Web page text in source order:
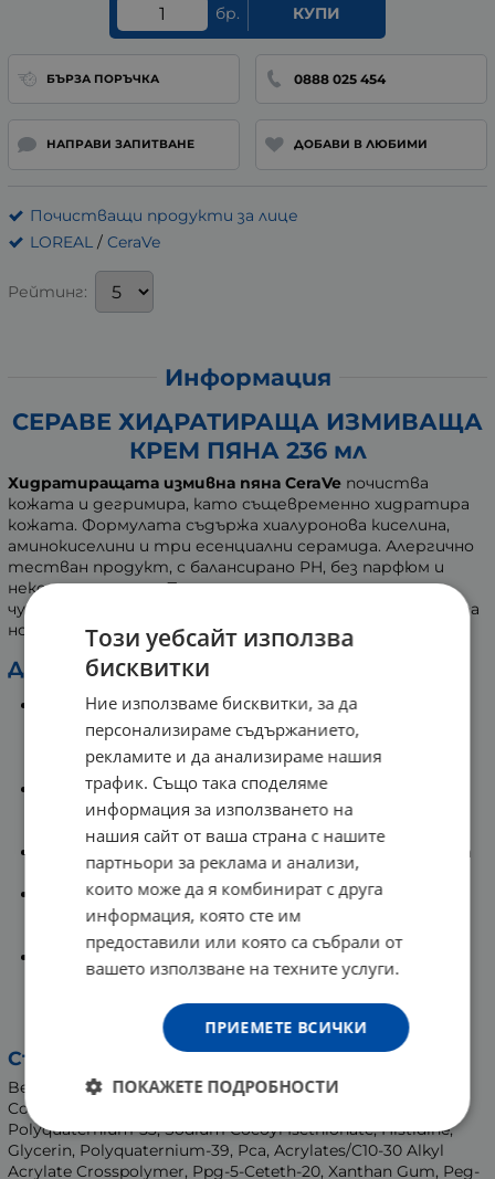
бр. КУПИ
БЪРЗА ПОРЪЧКА 0888 025 454
НАПРАВИ ЗАПИТВАНЕ ДОБАВИ В ЛЮБИМИ
Почистващи продукти за лице
LOREAL / CeraVe
Рейтинг:
Информация
СЕРАВЕ ХИДРАТИРАЩА ИЗМИВАЩА
КРЕМ ПЯНА 236 мл
Хидратиращата измивна пяна CeraVe почиства
кожата и дегримира, като същевременно хидратира
кожата. Формулата съдържа хиалуронова киселина,
аминокиселини и три есенциални серамида. Алергично
тестван продукт, с балансирано PH, без парфюм и
некомедоногенен. Пяната е подходяща за
чувствителна, нормална към суха кожа, както и за хора
носещи контактни лещи.
Действие на активните съставки:
Сърфактант на базата на аминокиселина -
преобразува кремообразния измиващ продукт в
деликатна пяна, която нежно и ефективно
отстранява грим, омазняване и замърсявания.
Серамиди - съдействат за поддържане и
възстановяване на естествените бариерни
свойства на кожата.
Хиалуронова киселина - съдейства за задържане на
естествената хидратация на кожата.
Аминокиселини - спомагат за поддържане на
естествените хидратиращи фактори в кожата
(NMF), които привличат и задържат влагата.
Технология MVE - Патентована система, която
продължително и поетапно освобождава
хидратиращите съставки във времето и
осигуряват дълготрайна хидратация.
Състав:
Benzoic Acid, Aqua/Water, Polysorbate 60, Sodium Methyl
Cocoyl Taurate, Ethylhexylglycerin, Coco-Betaine,
Polyquaternium-53, Sodium Cocoyl Isethionate, Histidine,
Glycerin, Polyquaternium-39, Pca, Acrylates/C10-30 Alkyl
Acrylate Crosspolymer, Ppg-5-Ceteth-20, Xanthan Gum, Peg-
Този уебсайт използва
бисквитки
Ние използваме бисквитки, за да
персонализираме съдържанието,
рекламите и да анализираме нашия
трафик. Също така споделяме
информация за използването на
нашия сайт от ваша страна с нашите
партньори за реклама и анализи,
които може да я комбинират с друга
информация, която сте им
предоставили или която са събрали от
вашето използване на техните услуги.
ПРИЕМЕТЕ ВСИЧКИ
ПОКАЖЕТЕ ПОДРОБНОСТИ